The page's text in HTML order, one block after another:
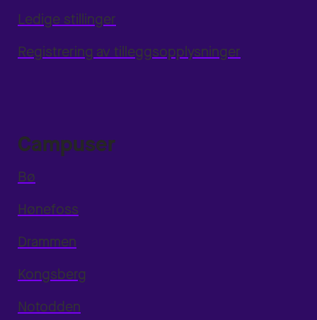
Ledige stillinger
Registrering av tilleggsopplysninger
Campuser
Bø
Hønefoss
Drammen
Kongsberg
Notodden